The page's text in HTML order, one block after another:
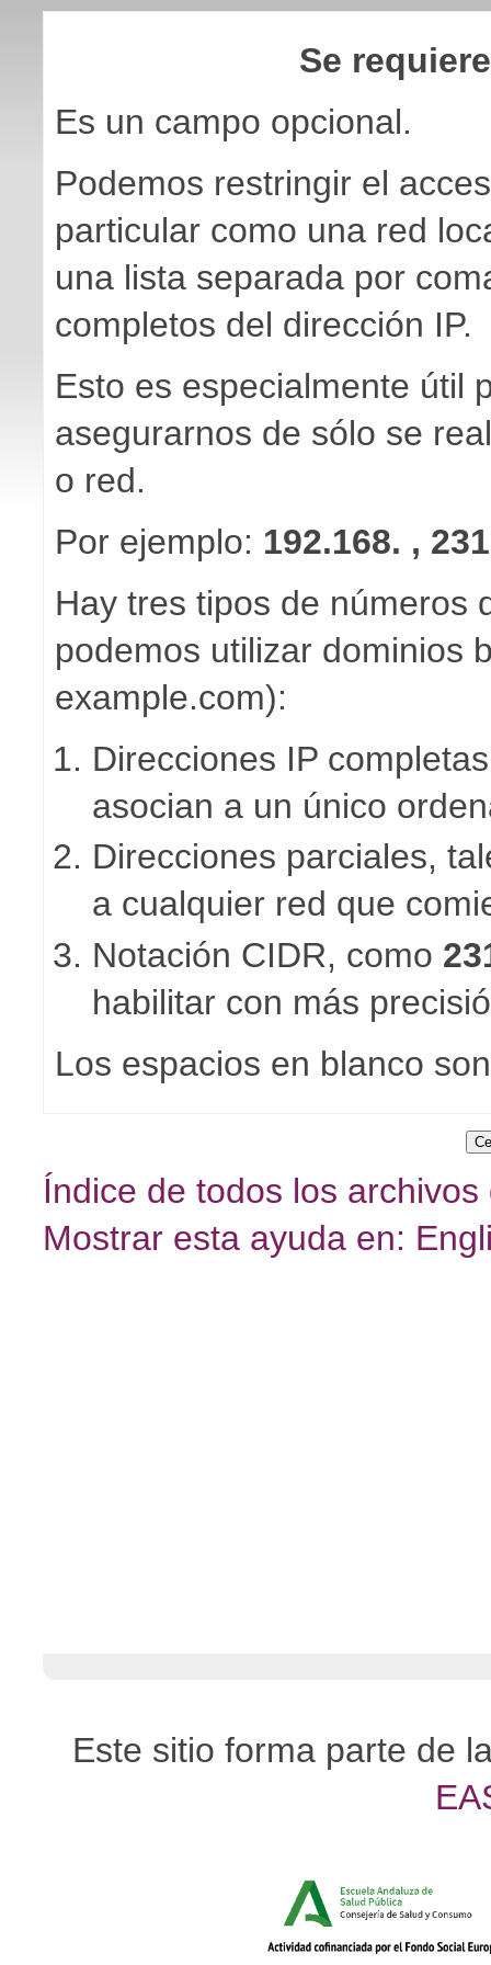
Se
Es un campo opcional.
Podemos restringir el
particular como una red
una lista separada por
completos del dirección IP.
Esto es especialmente útil
asegurarnos de sólo se
o red.
Por ejemplo: 192.168. ,
Hay tres tipos de números
podemos utilizar dominios
example.com):
Direcciones IP
asocian a un único
Direcciones parciales,
a cualquier red que
Notación CIDR, como
habilitar con más
Los espacios en blanco
Índice de todos los archivos
Mostrar esta ayuda en:
Este sitio forma parte de